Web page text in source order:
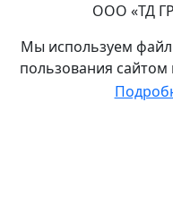
ООО «ТД
Мы используем
пользования сайтом